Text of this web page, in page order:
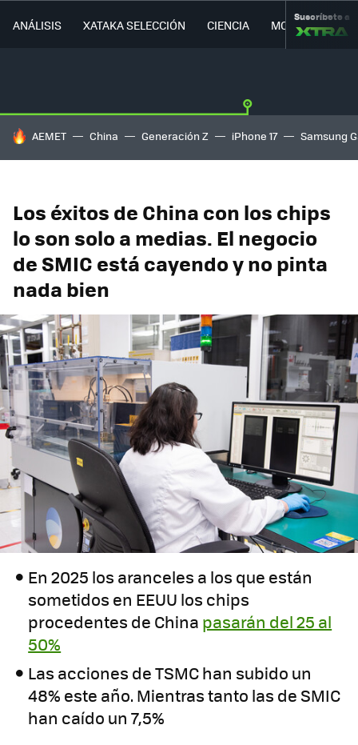
ANÁLISIS XATAKA SELECCIÓN CIENCIA MOVILIDAD
Suscríbete a
HOY SE HABLA DE
AEMET China Generación Z iPhone 17 Samsung
Los éxitos de China con los chips
lo son solo a medias. El negocio
de SMIC está cayendo y no pinta
nada bien
En 2025 los aranceles a los que están
sometidos en EEUU los chips
procedentes de China pasarán del 25 al
50%
Las acciones de TSMC han subido un
48% este año. Mientras tanto las de SMIC
han caído un 7,5%